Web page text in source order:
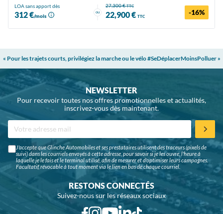
LOA sans apport dès
312 €/mois
ou
27,300 €TTC
22,900 € TTC -16%
« Pour les trajets courts, privilégiez la marche ou le vélo #SeDéplacerMoinsPolluer »
NEWSLETTER
Pour recevoir toutes nos offres promotionnelles et actualités,
inscrivez-vous dès maintenant.
J'accepte que Glinche Automobiles et ses prestataires utilisent des traceurs (pixels de
suivi) dans les courriels envoyés à cette adresse, pour savoir si je les ouvre, l'heure à
laquelle je le fais et le terminal utilisé, afin de mesurer et d'optimiser leurs campagnes.
Facultatif, révocable à tout moment via le lien en bas de chaque courriel.
RESTONS CONNECTÉS
Suivez-nous sur les réseaux sociaux